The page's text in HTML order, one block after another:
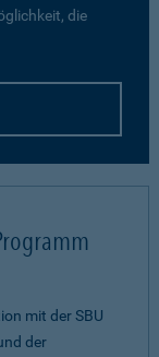
die
mit der SBU
der